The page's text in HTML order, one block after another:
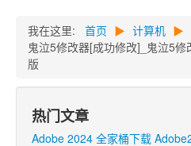
我在这里: 首页 ▶ 计算机 ▶
鬼泣5修改器[成功修改]_鬼泣5
版
热门文章
Adobe 2024 全家桶下载